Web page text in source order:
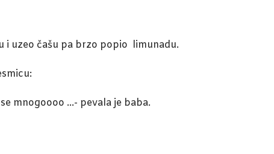
i uzeo čašu pa brzo popio limunadu.
mnogoooo …- pevala je baba.